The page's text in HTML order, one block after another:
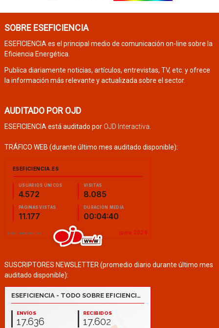
SOBRE ESEFICIENCIA
ESEFICIENCIA es el principal medio de comunicación on-line sobre la
Eficiencia Energética.
Publica diariamente noticias, artículos, entrevistas, TV, etc. y ofrece
la información más relevante y actualizada sobre el sector.
AUDITADO POR OJD
ESEFICIENCIA está auditado por OJD Interactiva
TRÁFICO WEB (durante último mes auditado disponible):
SUSCRIPTORES NEWSLETTER (promedio diario durante último mes
auditado disponible):